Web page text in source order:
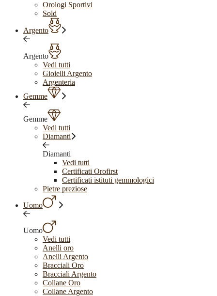
Orologi Sportivi
Sold
Argento
Argento
Vedi tutti
Gioielli Argento
Argenteria
Gemme
Gemme
Vedi tutti
Diamanti
Diamanti
Vedi tutti
Certificati Orofirst
Certificati istituti gemmologici
Pietre preziose
Uomo
Uomo
Vedi tutti
Anelli oro
Anelli Argento
Bracciali Oro
Bracciali Argento
Collane Oro
Collane Argento